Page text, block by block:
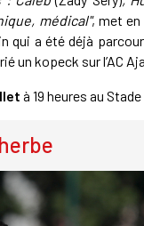
médical", met en
qui a été déjà
un kopeck sur l’AC
à 19 heures au